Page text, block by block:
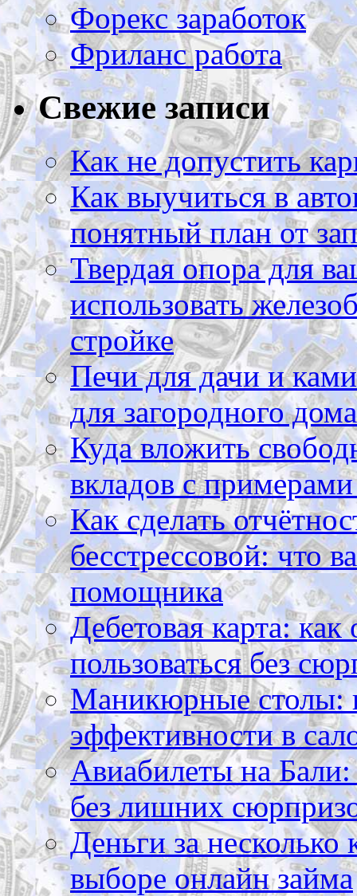
Форекс заработок
Фриланс работа
Свежие записи
Как не допустить
Как выучиться в
понятный план от
Твердая опора для
использовать
стройке
Печи для дачи и
для загородного дома
Куда вложить
вкладов с
Как сделать
бесстрессовой: что
помощника
Дебетовая карта:
пользоваться без
Маникюрные столы:
эффективности в
Авиабилеты на Бали:
без лишних
Деньги за
выборе онлайн займа